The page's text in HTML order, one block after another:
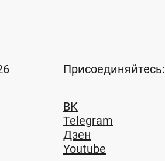
Присоединяйтесь:
ВК
Telegram
Дзен
Youtube